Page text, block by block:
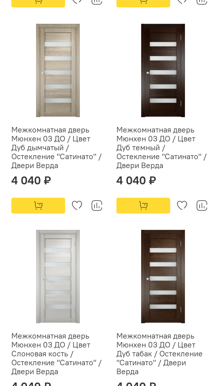
Межкомнатная дверь
Мюнхен 03 ДО / Цвет
Дуб дымчатый /
Остекление "Сатинато" /
Двери Верда
4 040 ₽
Межкомнатная дверь
Мюнхен 03 ДО / Цвет
Дуб темный /
Остекление "Сатинато" /
Двери Верда
4 040 ₽
Межкомнатная дверь
Мюнхен 03 ДО / Цвет
Слоновая кость /
Остекление "Сатинато" /
Двери Верда
Межкомнатная дверь
Мюнхен 03 ДО / Цвет
Дуб табак / Остекление
"Сатинато" / Двери
Верда